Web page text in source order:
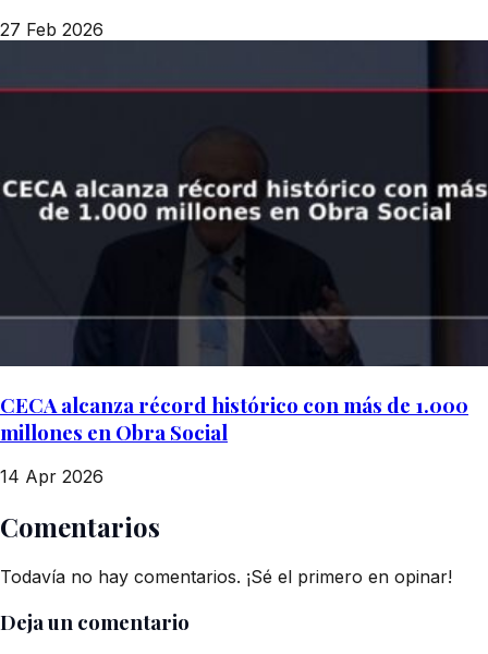
27 Feb 2026
CECA alcanza récord histórico con más de 1.000
millones en Obra Social
14 Apr 2026
Comentarios
Todavía no hay comentarios. ¡Sé el primero en opinar!
Deja un comentario